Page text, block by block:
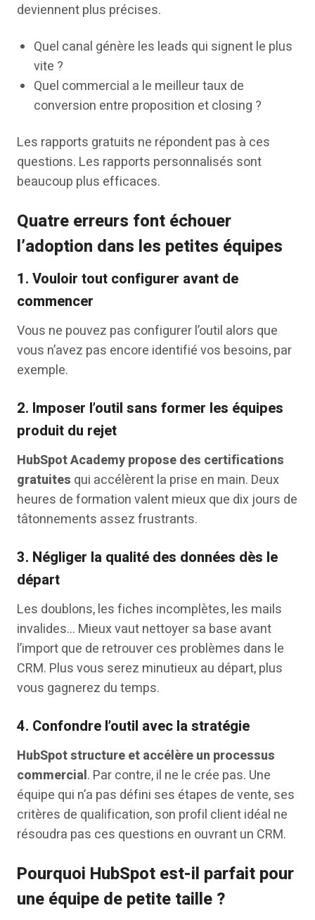
deviennent plus précises.
Quel canal génère les leads qui signent le plus
vite ?
Quel commercial a le meilleur taux de
conversion entre proposition et closing ?
Les rapports gratuits ne répondent pas à ces
questions. Les rapports personnalisés sont
beaucoup plus efficaces.
Quatre erreurs font échouer
l’adoption dans les petites équipes
1. Vouloir tout configurer avant de
commencer
Vous ne pouvez pas configurer l’outil alors que
vous n’avez pas encore identifié vos besoins, par
exemple.
2. Imposer l’outil sans former les équipes
produit du rejet
HubSpot Academy propose des certifications
gratuites qui accélèrent la prise en main. Deux
heures de formation valent mieux que dix jours de
tâtonnements assez frustrants.
3. Négliger la qualité des données dès le
départ
Les doublons, les fiches incomplètes, les mails
invalides… Mieux vaut nettoyer sa base avant
l’import que de retrouver ces problèmes dans le
CRM. Plus vous serez minutieux au départ, plus
vous gagnerez du temps.
4. Confondre l’outil avec la stratégie
HubSpot structure et accélère un processus
commercial. Par contre, il ne le crée pas. Une
équipe qui n’a pas défini ses étapes de vente, ses
critères de qualification, son profil client idéal ne
résoudra pas ces questions en ouvrant un CRM.
Pourquoi HubSpot est-il parfait pour
une équipe de petite taille ?